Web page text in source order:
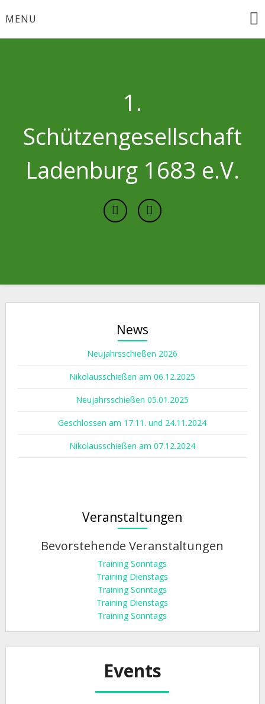
toMENU
1.
Schützengesellschaft
Ladenburg 1683 e.V.
News
Neujahrsschießen 2026
Nikolausschießen am 06.12.2025
Neujahrsschießen 05.01.2025
Geschlossen am 17.11. und 24.11.2024
Nikolausschießen am 07.12.2024
Veranstaltungen
Bevorstehende Veranstaltungen
Training Sonntags
Training Dienstags
Training Sonntags
Training Dienstags
Training Sonntags
Events